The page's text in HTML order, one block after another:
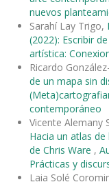
nuevos
Sarahí Lay Trigo,
(2022): Escribir
artística:
Ricardo
de un mapa sin
contemporáneo
Vicente Alemany
Hacia un atlas
de Chris Ware ,
Prácticas y
Laia Solé